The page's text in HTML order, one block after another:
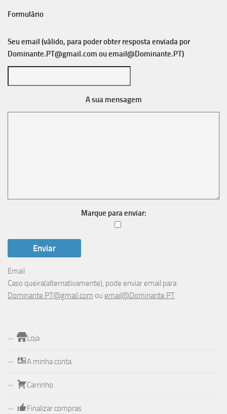
Formulário
Seu email (válido, para poder obter resposta enviada por
Dominante.PT@gmail.com ouemail@Dominante.PT)
A sua mensagem
Marque para enviar:
Email
Caso queira(alternativamente), pode enviar email para:
Dominante.PT@gmail.com ou email@Dominante.PT
Loja
A minha conta
Carrinho
Finalizar compras